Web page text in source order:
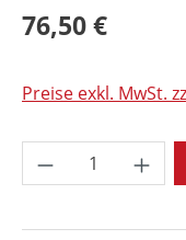
76,50 €
Preise exkl. MwSt.
Produkt